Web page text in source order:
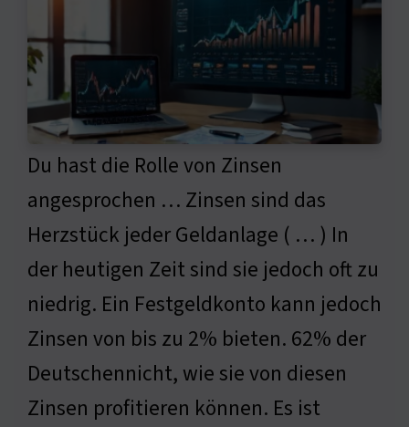
Du hast die Rolle von Zinsen
angesprochen … Zinsen sind das
Herzstück jeder Geldanlage ( … ) In
der heutigen Zeit sind sie jedoch oft zu
niedrig. Ein Festgeldkonto kann jedoch
Zinsen von bis zu 2% bieten. 62% der
Deutschennicht, wie sie von diesen
Zinsen profitieren können. Es ist